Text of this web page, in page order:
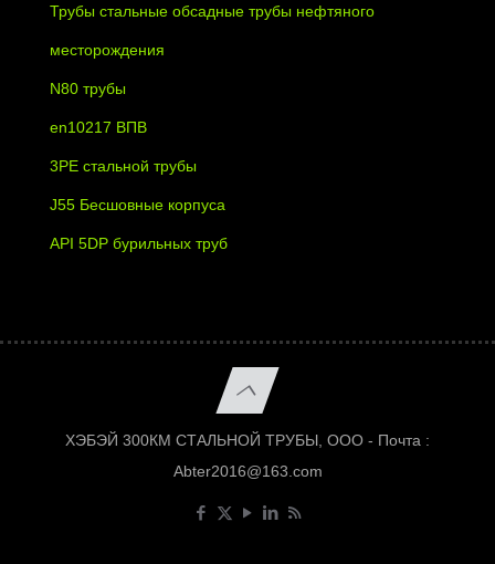
Трубы стальные обсадные трубы нефтяного
месторождения
N80 трубы
en10217 ВПВ
3PE стальной трубы
J55 Бесшовные корпуса
API 5DP бурильных труб
ХЭБЭЙ 300КМ СТАЛЬНОЙ ТРУБЫ, ООО - Почта :
Abter2016@163.com